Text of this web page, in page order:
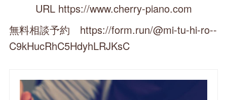
URL https://www.cherry-piano.com
無料相談予約 https://form.run/@mi-tu-hi-ro--
C9kHucRhC5HdyhLRJKsC